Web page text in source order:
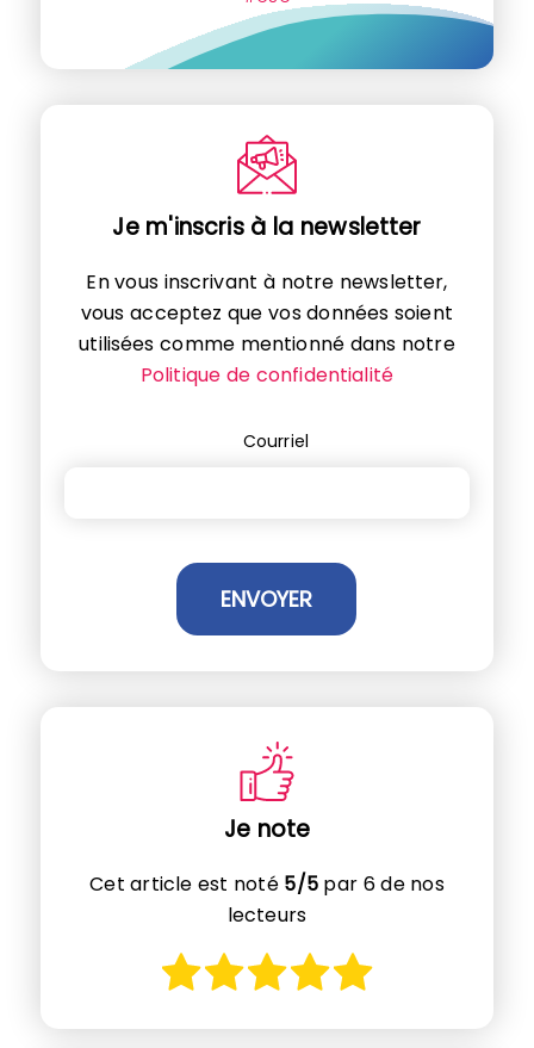
Je m'inscris à la newsletter
En vous inscrivant à notre newsletter,
vous acceptez que vos données soient
utilisées comme mentionné dans notre
Politique de confidentialité
Courriel
Je note
Cet article est noté 5/5par 6 de nos
lecteurs